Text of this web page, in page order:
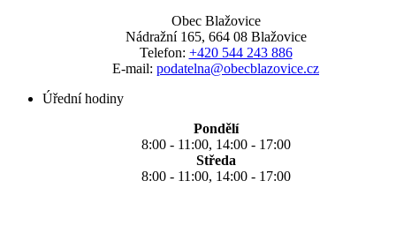
Obec Blažovice
Nádražní 165, 664 08 Blažovice
Telefon: +420 544 243 886
E-mail: podatelna@obecblazovice.cz
Úřední hodiny
Pondělí
8:00 - 11:00, 14:00 - 17:00
Středa
8:00 - 11:00, 14:00 - 17:00